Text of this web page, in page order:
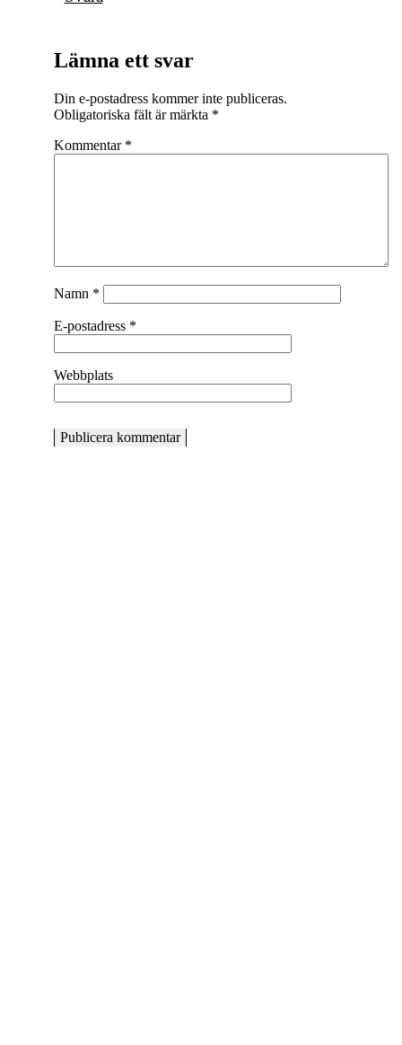
Lämna ett svar
Din e-postadress kommer inte publiceras.
Obligatoriska fält är märkta *
Kommentar *
Namn *
E-postadress *
Webbplats